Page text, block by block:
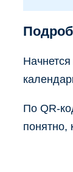
По QR-
понятно,